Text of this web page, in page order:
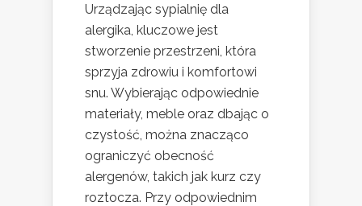
Urządzając sypialnię dla
alergika, kluczowe jest
stworzenie przestrzeni, która
sprzyja zdrowiu i komfortowi
snu. Wybierając odpowiednie
materiały, meble oraz dbając o
czystość, można znacząco
ograniczyć obecność
alergenów, takich jak kurz czy
roztocza. Przy odpowiednim